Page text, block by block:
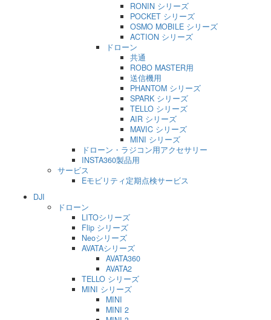
RONIN シリーズ
POCKET シリーズ
OSMO MOBILE シリーズ
ACTION シリーズ
ドローン
共通
ROBO MASTER用
送信機用
PHANTOM シリーズ
SPARK シリーズ
TELLO シリーズ
AIR シリーズ
MAVIC シリーズ
MINI シリーズ
ドローン・ラジコン用アクセサリー
INSTA360製品用
サービス
Eモビリティ定期点検サービス
DJI
ドローン
LITOシリーズ
Flip シリーズ
Neoシリーズ
AVATAシリーズ
AVATA360
AVATA2
TELLO シリーズ
MINI シリーズ
MINI
MINI 2